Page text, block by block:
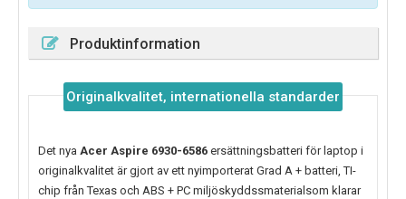
Produktinformation
Originalkvalitet, internationella standarder
Det nya Acer Aspire 6930-6586 ersättningsbatteri för laptop i
originalkvalitet är gjort av ett nyimporterat Grad A + batteri, TI-
chip från Texas och ABS + PC miljöskyddssmaterialsom klarar